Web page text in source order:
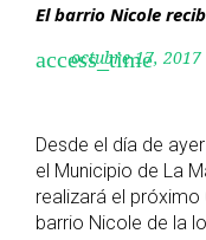
El barrio Nicole
access_time
octubre 17, 2017
Desde el día de
el Municipio de La
realizará el próximo
barrio Nicole de la